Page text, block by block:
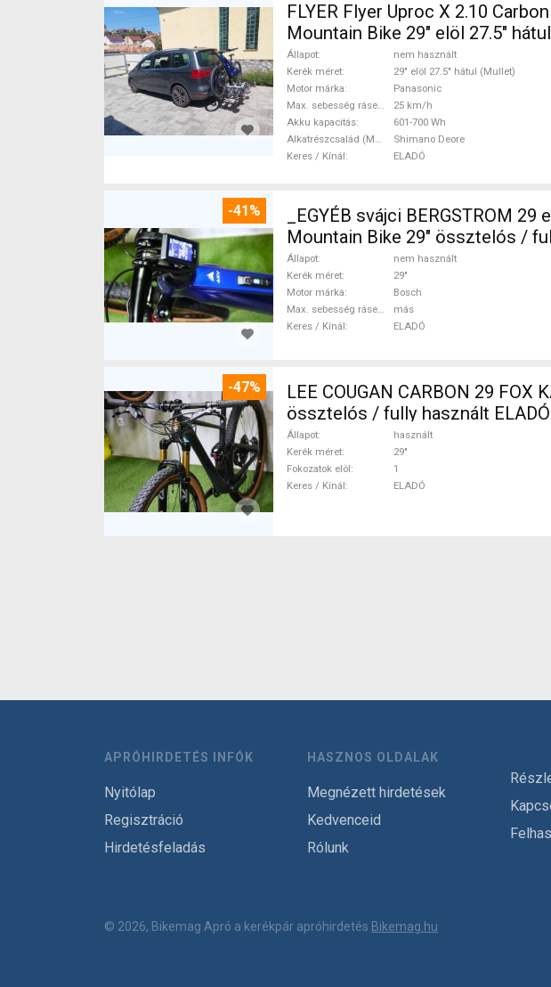
FLYER Flyer Uproc X 2.10 Carbon
Mountain Bike 29" elöl 27.5"
Shimano Deore nem használt
Állapot
nem használt
Kerék méret
29" elöl 27.5" hátul (Mullet)
Motor márka
Panasonic
Max. sebesség rásegítéssel
25 km/h
Akku kapacitás
601-700 Wh
Alkatrészcsalád (MTB)
Shimano Deore
Keres / Kínál
ELADÓ
-41%
_EGYÉB svájci BERGSTROM
Mountain Bike 29" össztelós /
Állapot
nem használt
Kerék méret
29"
Motor márka
Bosch
Max. sebesség rásegítéssel
más
Keres / Kínál
ELADÓ
-47%
LEE COUGAN CARBON 29 FOX KASHIMA XX1-12 Mountain Bike 29"
össztelós / fully használt ELADÓ
Állapot
használt
Kerék méret
29"
Fokozatok elöl
1
Keres / Kínál
ELADÓ
APRÓHIRDETÉS INFÓK
Nyitólap
Regisztráció
Hirdetésfeladás
HASZNOS OLDALAK
Megnézett hirdetések
Kedvenceid
Rólunk
© 2026, Bikemag Apró a kerékpár apróhirdetés Bikemag.hu